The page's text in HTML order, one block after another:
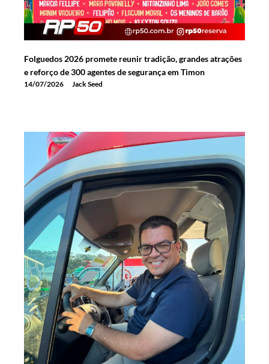
Folguedos 2026 promete reunir tradição, grandes atrações
e reforço de 300 agentes de segurança em Timon
14/07/2026 Jack Seed